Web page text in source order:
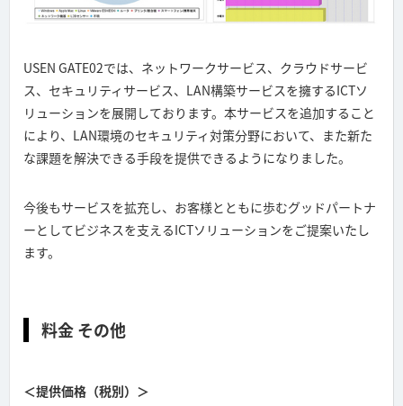
USEN GATE02では、ネットワークサービス、クラウドサービ
ス、セキュリティサービス、LAN構築サービスを擁するICTソ
リューションを展開しております。本サービスを追加すること
により、LAN環境のセキュリティ対策分野において、また新た
な課題を解決できる手段を提供できるようになりました。
今後もサービスを拡充し、お客様とともに歩むグッドパートナ
ーとしてビジネスを支えるICTソリューションをご提案いたし
ます。
料金 その他
＜提供価格（税別）＞